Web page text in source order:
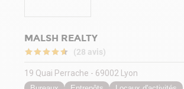
MALSH REALTY
(28 avis)
19 Quai Perrache - 69002 Lyon